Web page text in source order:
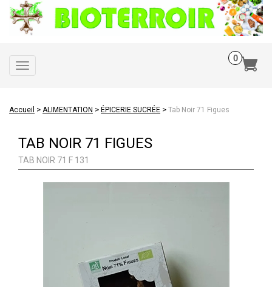
Toggle
navigation
Accueil > ALIMENTATION > ÉPICERIE SUCRÉE > Tab Noir 71 Figues
TAB NOIR 71 FIGUES
TAB NOIR 71 F 131